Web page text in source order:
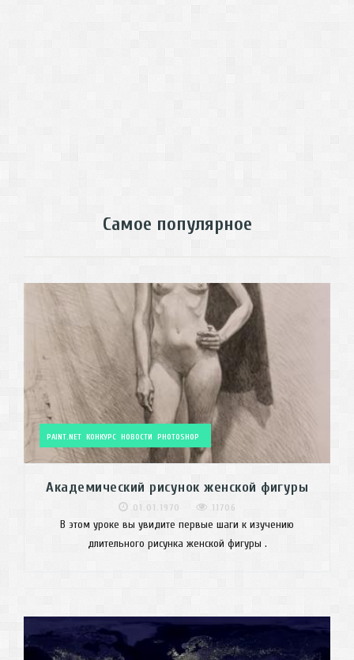
Самое популярное
PAINT.NET КОНКУРС НОВОСТИ PHOTOSHOP
Академический рисунок женской фигуры
01.01.1970 11706
В этом уроке вы увидите первые шаги к изучению
длительного рисунка женской фигуры .